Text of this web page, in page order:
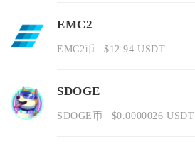
EMC2
EMC2币 $12.94 USDT
SDOGE
SDOGE币 $0.0000026 USDT